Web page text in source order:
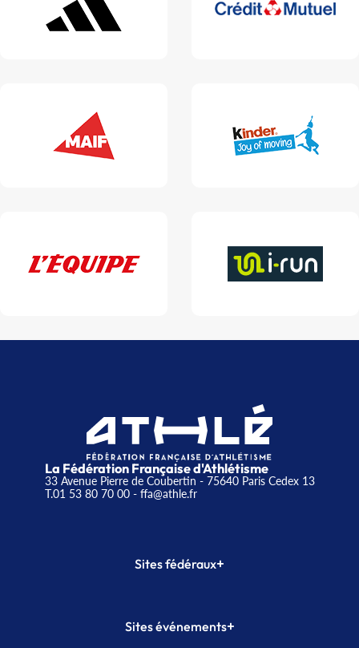
La Fédération Française d'Athlétisme
33 Avenue Pierre de Coubertin - 75640 Paris Cedex 13
T.01 53 80 70 00- ffa@athle.fr
Sites fédéraux+
Plateforme Formation
Sites événements+